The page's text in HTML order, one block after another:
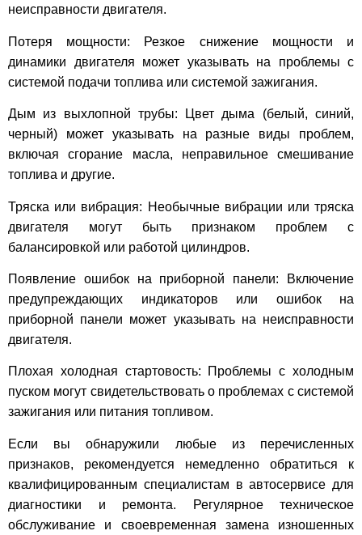
неисправности двигателя.
Потеря мощности: Резкое снижение мощности и
динамики двигателя может указывать на проблемы с
системой подачи топлива или системой зажигания.
Дым из выхлопной трубы: Цвет дыма (белый, синий,
черный) может указывать на разные виды проблем,
включая сгорание масла, неправильное смешивание
топлива и другие.
Тряска или вибрация: Необычные вибрации или тряска
двигателя могут быть признаком проблем с
балансировкой или работой цилиндров.
Появление ошибок на приборной панели: Включение
предупреждающих индикаторов или ошибок на
приборной панели может указывать на неисправности
двигателя.
Плохая холодная стартовость: Проблемы с холодным
пуском могут свидетельствовать о проблемах с системой
зажигания или питания топливом.
Если вы обнаружили любые из перечисленных
признаков, рекомендуется немедленно обратиться к
квалифицированным специалистам в автосервисе для
диагностики и ремонта. Регулярное техническое
обслуживание и своевременная замена изношенных